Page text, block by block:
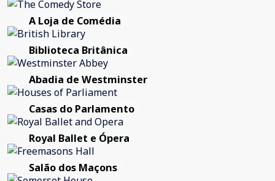
A Loja de Comédia
Biblioteca Britânica
Abadia de Westminster
Casas do Parlamento
Royal Ballet e Ópera
Salão dos Maçons